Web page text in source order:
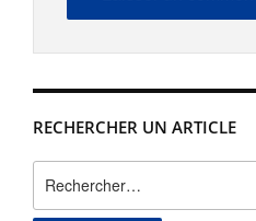
RECHERCHER UN ARTICLE